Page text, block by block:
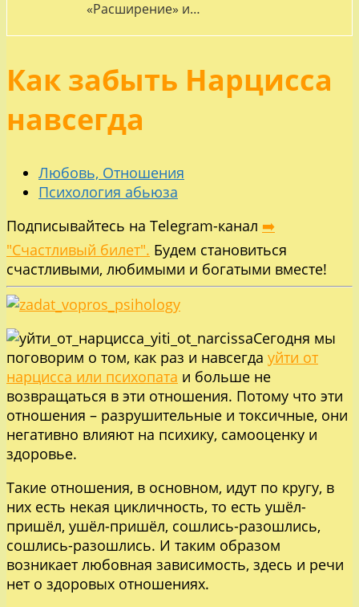
«Расширение» и…
Как забыть Нарцисса
навсегда
Любовь, Отношения
Психология абьюза
Подписывайтесь на Telegram-канал ➡️
"Счастливый билет". Будем становиться
счастливыми, любимыми и богатыми вместе!
Сегодня мы
поговорим о том, как раз и навсегда уйти от
нарцисса или психопата и больше не
возвращаться в эти отношения. Потому что эти
отношения – разрушительные и токсичные, они
негативно влияют на психику, самооценку и
здоровье.
Такие отношения, в основном, идут по кругу, в
них есть некая цикличность, то есть ушёл-
пришёл, ушёл-пришёл, сошлись-разошлись,
сошлись-разошлись. И таким образом
возникает любовная зависимость, здесь и речи
нет о здоровых отношениях.